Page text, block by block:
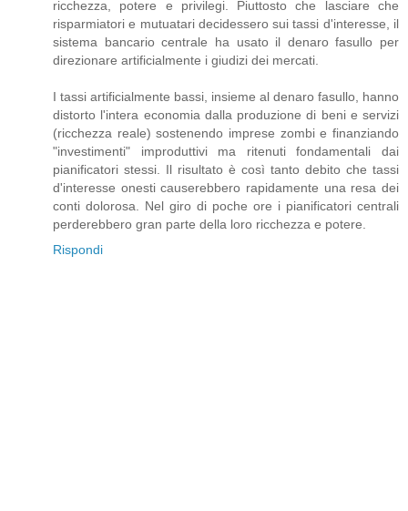
ricchezza, potere e privilegi. Piuttosto che lasciare che
risparmiatori e mutuatari decidessero sui tassi d'interesse, il
sistema bancario centrale ha usato il denaro fasullo per
direzionare artificialmente i giudizi dei mercati.
I tassi artificialmente bassi, insieme al denaro fasullo, hanno
distorto l'intera economia dalla produzione di beni e servizi
(ricchezza reale) sostenendo imprese zombi e finanziando
"investimenti" improduttivi ma ritenuti fondamentali dai
pianificatori stessi. Il risultato è così tanto debito che tassi
d'interesse onesti causerebbero rapidamente una resa dei
conti dolorosa. Nel giro di poche ore i pianificatori centrali
perderebbero gran parte della loro ricchezza e potere.
Rispondi